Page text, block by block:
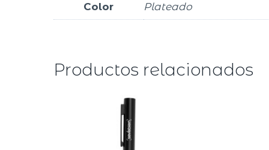
Color Plateado
Productos relacionados